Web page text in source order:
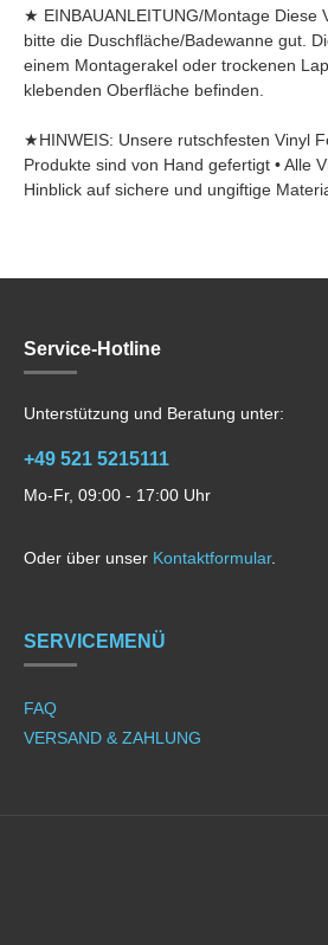
★ EINBAUANLEITUNG/Montage Diese
bitte die Duschfläche/Badewanne gut.
einem Montagerakel oder trockenen
klebenden Oberfläche befinden.
★HINWEIS: Unsere rutschfesten Vinyl
Produkte sind von Hand gefertigt • Alle
Hinblick auf sichere und ungiftige
Service-Hotline
Unterstützung und Beratung unter:
+49 521 5215111
Mo-Fr, 09:00 - 17:00 Uhr
Oder über unser Kontaktformular.
SERVICEMENÜ
FAQ
VERSAND & ZAHLUNG